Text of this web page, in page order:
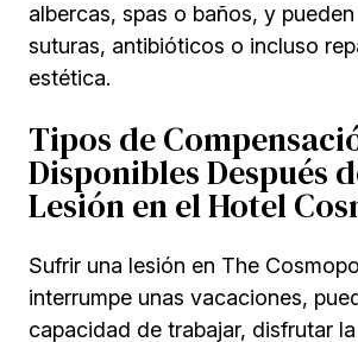
albercas, spas o baños, y
suturas, antibióticos o incluso
estética.
Tipos de
Disponibles Después
Lesión en el Hotel
Sufrir una lesión en The
interrumpe unas vacaciones,
capacidad de trabajar, disfrutar